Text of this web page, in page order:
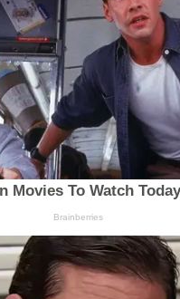
Movies To Watch
Brainberries